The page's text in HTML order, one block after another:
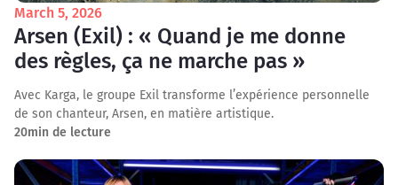
March 5, 2026
Arsen (Exil) : « Quand je me donne
des règles, ça ne marche pas »
Avec Karga, le groupe Exil transforme l’expérience personnelle
de son chanteur, Arsen, en matière artistique.
20min de lecture